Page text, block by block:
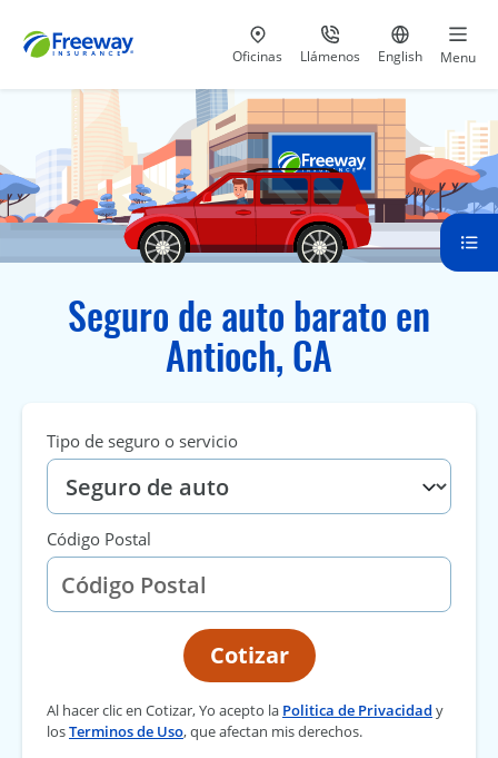
Visita nuestras
Oficinas Llámenos
al 800-441-5533
Ir al sitio
English Menu
Seguro de auto barato en
Antioch, CA
Tipo de seguro o servicio
Código Postal
Cotizar
Al hacer clic en Cotizar, Yo acepto la Politica de Privacidad y
losTerminos de Uso, que afectan mis derechos.